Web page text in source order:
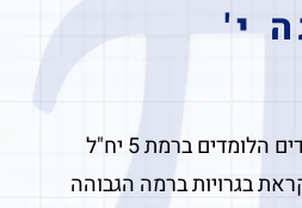
י'
ברמת 5 יח"ל
בגרויות ברמה הגבוהה